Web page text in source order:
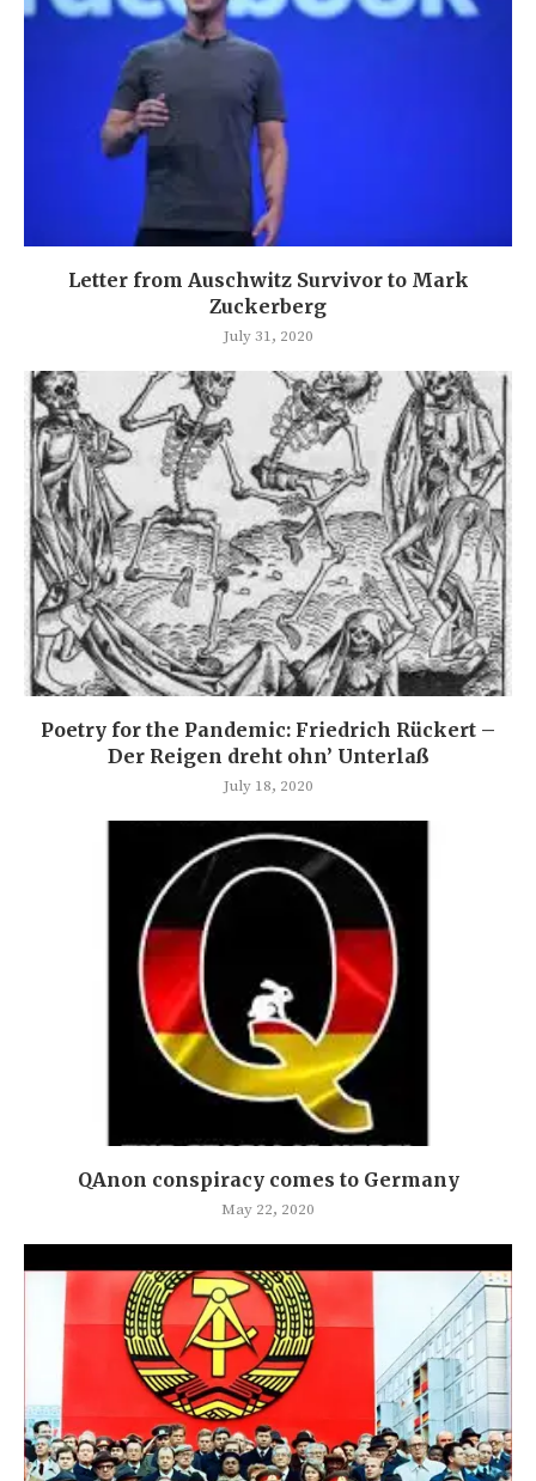
Letter from Auschwitz Survivor to Mark
Zuckerberg
July 31, 2020
Poetry for the Pandemic: Friedrich Rückert –
Der Reigen dreht ohn’ Unterlaß
July 18, 2020
QAnon conspiracy comes to Germany
May 22, 2020